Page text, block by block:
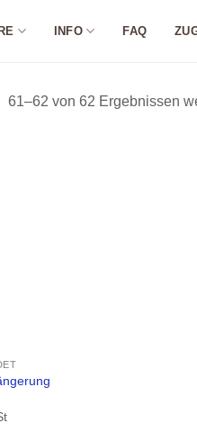
INFO FAQ
61–62 von 62 Ergebnissen